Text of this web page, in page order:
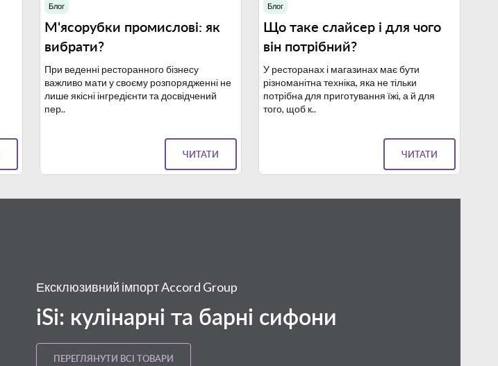
Блог
М'ясорубки промислові: як
вибрати?
При веденні ресторанного бізнесу
важливо мати у своєму розпорядженні не
лише якісні інгредієнти та досвідчений
пер..
ЧИТАТИ
Блог
Що таке слайсер і для чого
він потрібний?
У ресторанах і магазинах має бути
різноманітна техніка, яка не тільки
потрібна для приготування їжі, а й для
того, щоб к..
ЧИТАТИ
Ексклюзивний імпорт Accord Group
iSi: кулінарні та барні сифони
ПЕРЕГЛЯНУТИ ВСІ ТОВАРИ